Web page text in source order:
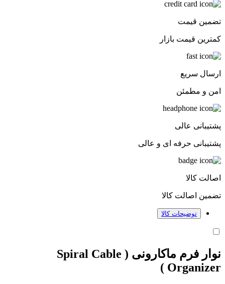
تضمین قیمت
کمترین قیمت بازار
ارسال سریع
امن و مطمئن
پشتیبانی عالی
پشتیبانی حرفه ای و عالی
اصالت کالا
تضمین اصالت کالا
توضیحات کالا
نوار فرم ماکارونی ( Spiral Cable
Organizer )